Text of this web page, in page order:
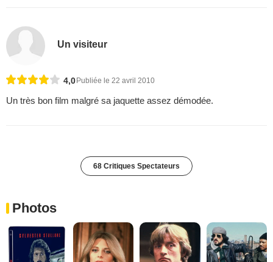
Un visiteur
4,0Publiée le 22 avril 2010
Un très bon film malgré sa jaquette assez démodée.
68 Critiques Spectateurs
Photos